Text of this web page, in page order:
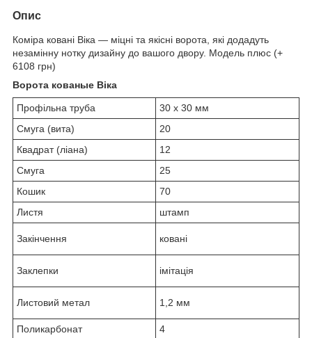
Опис
Коміра ковані Віка — міцні та якісні ворота, які додадуть
незамінну нотку дизайну до вашого двору. Модель плюс (+
6108 грн)
Ворота кованые Віка
Профільна труба
30 х 30 мм
Смуга (вита)
20
Квадрат (ліана)
12
Смуга
25
Кошик
70
Листя
штамп
Закінчення ковані
Заклепки імітація
Листовий метал 1,2 мм
Поликарбонат 4